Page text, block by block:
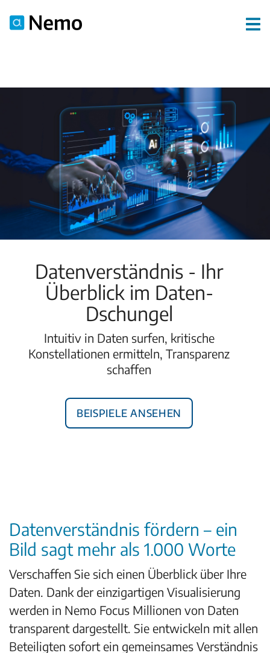
Datenverständnis - Ihr
Überblick im Daten-
Dschungel
Intuitiv in Daten surfen, kritische
Konstellationen ermitteln, Transparenz
schaffen
Beispiele ansehen
Datenverständnis fördern – ein
Bild sagt mehr als 1.000 Worte
Verschaffen Sie sich einen Überblick über Ihre
Daten. Dank der einzigartigen Visualisierung
werden in Nemo Focus Millionen von Daten
transparent dargestellt. Sie entwickeln mit allen
Beteiligten sofort ein gemeinsames Verständnis